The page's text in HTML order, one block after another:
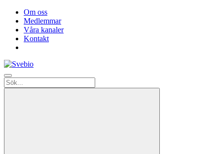
Om oss
Medlemmar
Våra kanaler
Kontakt